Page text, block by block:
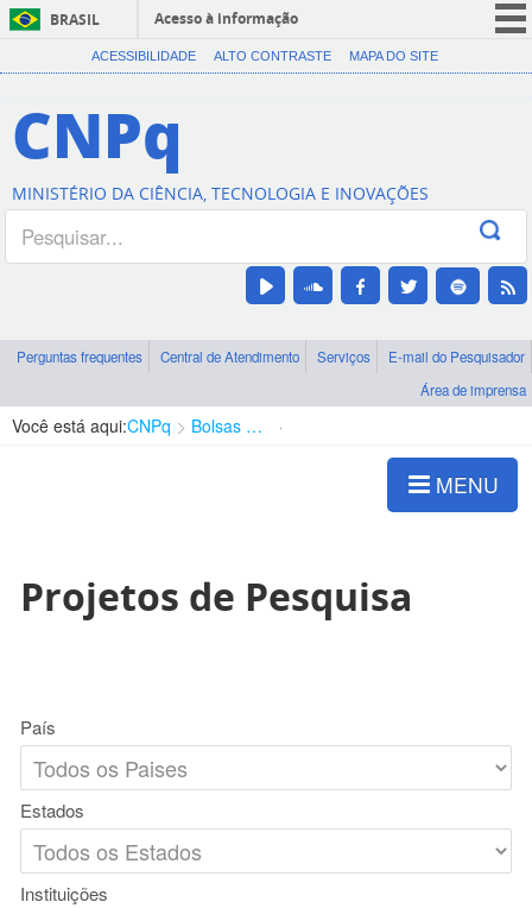
BRASIL
Acesso à informação
CORONAVÍRUS (COVID-19)
Canais
ACESSIBILIDADE ALTO CONTRASTE MAPA DO SITE
CNPq
MINISTÉRIO DA CIÊNCIA, TECNOLOGIA E INOVAÇÕES
Perguntas frequentes Central de Atendimento Serviços
E-mail do Pesquisador
Área de imprensa
Você está aqui:CNPq Bolsas e Auxílios Vigentes
MENU
Projetos de Pesquisa
País
Estados
Instituições